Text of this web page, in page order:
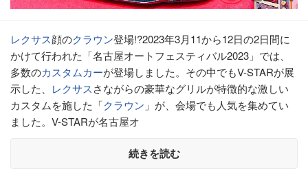
レクサス顔のクラウン登場!?2023年3月11から12日の2日間に
かけて行われた「名古屋オートフェスティバル2023」では、
多数のカスタムカーが登場しました。その中でもV-STARが展
示した、 レクサスさながらの豪華なグリルが特徴的な激しい
カスタムを施した「クラウン 」が、会場でも人気を集めてい
ました。V-STARが名古屋オ
続きを読む